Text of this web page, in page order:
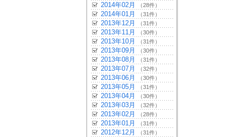
2014年02月 （28件）
2014年01月 （31件）
2013年12月 （31件）
2013年11月 （30件）
2013年10月 （31件）
2013年09月 （30件）
2013年08月 （31件）
2013年07月 （32件）
2013年06月 （30件）
2013年05月 （31件）
2013年04月 （30件）
2013年03月 （32件）
2013年02月 （28件）
2013年01月 （31件）
2012年12月 （31件）